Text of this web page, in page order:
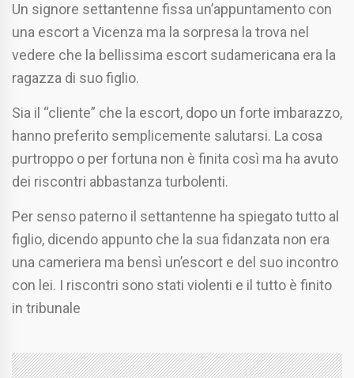
Un signore settantenne fissa un’appuntamento con
una escort a Vicenza ma la sorpresa la trova nel
vedere che la bellissima escort sudamericana era la
ragazza di suo figlio.
Sia il “cliente” che la escort, dopo un forte imbarazzo,
hanno preferito semplicemente salutarsi. La cosa
purtroppo o per fortuna non è finita così ma ha avuto
dei riscontri abbastanza turbolenti.
Per senso paterno il settantenne ha spiegato tutto al
figlio, dicendo appunto che la sua fidanzata non era
una cameriera ma bensì un’escort e del suo incontro
con lei. I riscontri sono stati violenti e il tutto è finito
in tribunale